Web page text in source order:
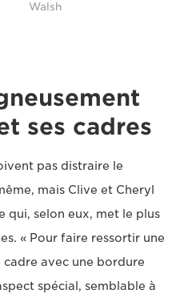
Walsh
ses cadres
pas distraire le
mais Clive et Cheryl
qui, selon eux, met le plus
« Pour faire ressortir une
cadre avec une bordure
spécial, semblable à